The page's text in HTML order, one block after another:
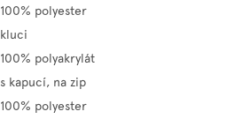
100% polyester
kluci
100% polyakrylát
s kapucí, na zip
100% polyester